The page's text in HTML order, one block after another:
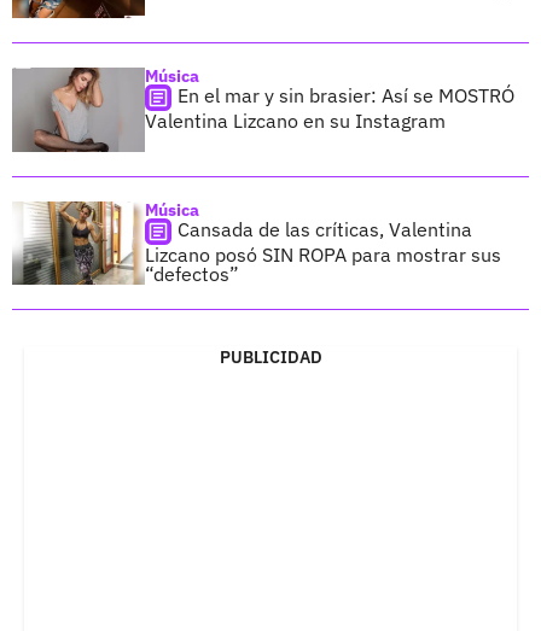
Música
En el mar y sin brasier: Así se MOSTRÓ
Valentina Lizcano en su Instagram
Música
Cansada de las críticas, Valentina
Lizcano posó SIN ROPA para mostrar sus
“defectos”
PUBLICIDAD